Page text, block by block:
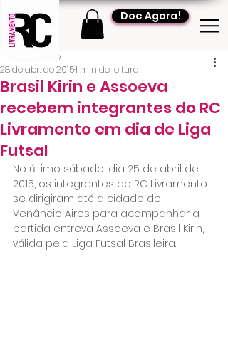
Doe Agora!
Brasil Kirin e Assoeva
recebem integrantes do RC
Livramento em dia de Liga
Futsal
RC Livramento
28 de abr. de 20151 min de leitura
No último sábado, dia 25 de abril de
2015, os integrantes do RC Livramento
se dirigiram até a cidade de
Venâncio Aires para acompanhar a
partida entreva Assoeva e Brasil Kirin,
válida pela Liga Futsal Brasileira.